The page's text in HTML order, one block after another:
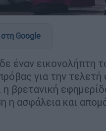
Google
έναν εικονολήπτη
για την
βρετανική
η ασφάλεια και